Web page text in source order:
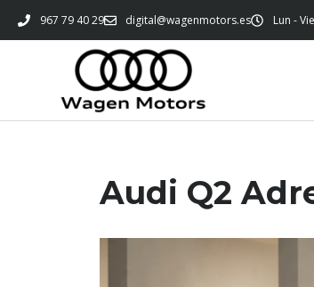
967 79 40 29 digital@wagenmotors.es Lun -
Audi Q2